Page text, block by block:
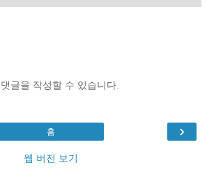
글을 작성할 수 있습니다.
›
홈
웹 버전 보기